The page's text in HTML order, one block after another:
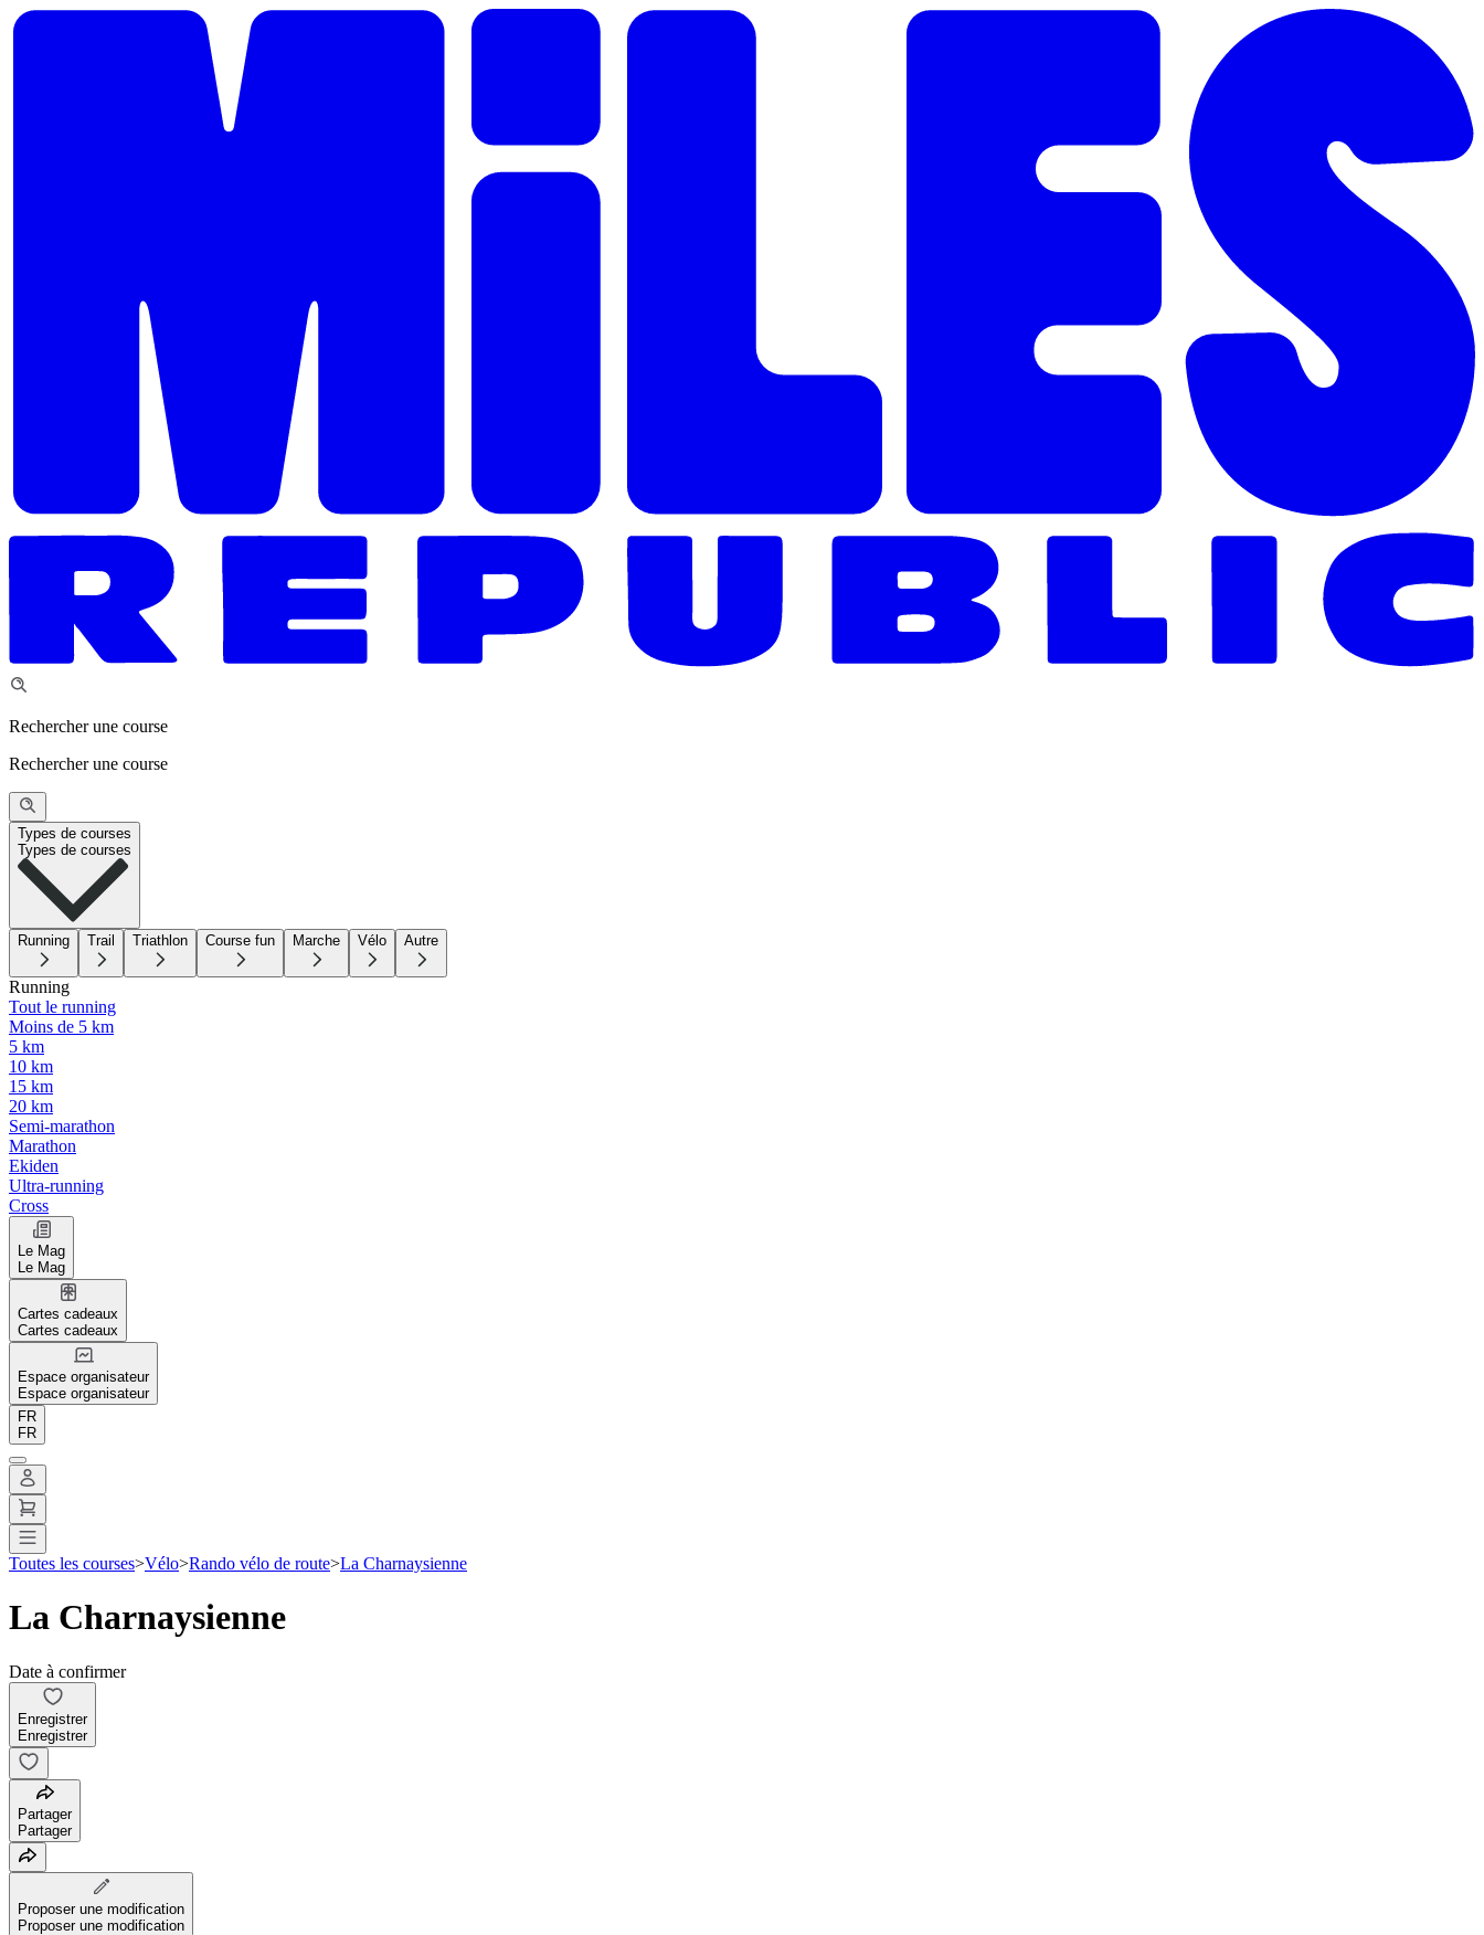
Rechercher une course
Rechercher une course
Types de courses
Types de courses
Running Trail Triathlon Course fun Marche Vélo Autre
Running
Tout le running
Moins de 5 km
5 km
10 km
15 km
20 km
Semi-marathon
Marathon
Ekiden
Ultra-running
Cross
Le Mag
Le Mag
Cartes cadeaux
Cartes cadeaux
Espace organisateur
Espace organisateur
FR
FR
Toutes les courses>Vélo>Rando vélo de route>La Charnaysienne
La Charnaysienne
Date à confirmer
Enregistrer
Enregistrer
Partager
Partager
Proposer une modification
Proposer une modification